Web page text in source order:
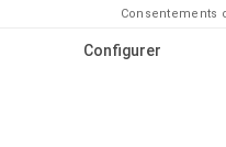
© 2026 TOUS